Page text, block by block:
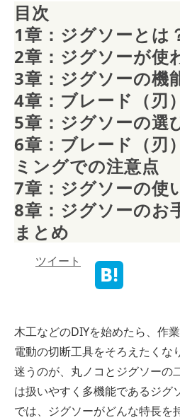
目次
1章：ジグソーとは
2章：ジグソーが使
3章：ジグソーの機
4章：ブレード（刃
5章：ジグソーの選
6章：ブレード（刃
ミングでの注意点
7章：ジグソーの使
8章：ジグソーのお
まとめ
ツイート
木工などのDIYを始めたら、作
電動の切断工具をそろえたくな
迷うのが、丸ノコとジグソーの
は扱いやすく多機能であるジグ
では、ジグソーがどんな特長を